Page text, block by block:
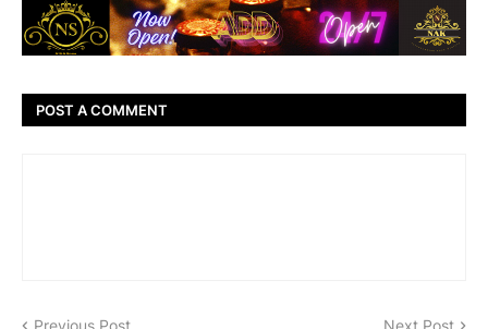
POST A COMMENT